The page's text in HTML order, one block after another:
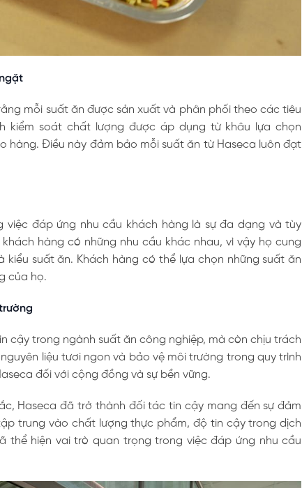
mỗi suất ăn được sản xuất và phân phối theo các tiêu
kiểm soát chất lượng được áp dụng từ khâu lựa chọn
hàng. Điều này đảm bảo mỗi suất ăn từ Haseca luôn đạt
đáp ứng nhu cầu khách hàng là sự đa dạng và tùy
hàng có những nhu cầu khác nhau, vì vậy họ cung
suất ăn. Khách hàng có thể lựa chọn những suất ăn
của họ.
cậy trong ngành suất ăn công nghiệp, mà còn chịu trách
liệu tươi ngon và bảo vệ môi trường trong quy trình
đối với cộng đồng và sự bền vững.
Haseca đã trở thành đối tác tin cậy mang đến sự đảm
trung vào chất lượng thực phẩm, độ tin cậy trong dịch
thể hiện vai trò quan trọng trong việc đáp ứng nhu cầu